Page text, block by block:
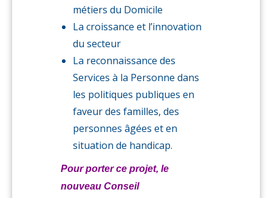
métiers du Domicile
La croissance et l’innovation
du secteur
La reconnaissance des
Services à la Personne dans
les politiques publiques en
faveur des familles, des
personnes âgées et en
situation de handicap.
Pour porter ce projet, le
nouveau Conseil